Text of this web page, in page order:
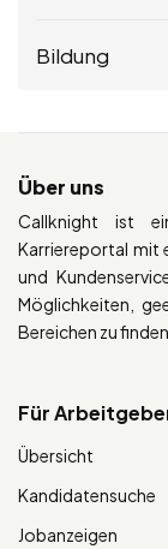
Bildung
Über uns
Callknight ist
Karriereportal mit
und
Möglichkeiten,
Bereichen zu finden.
Für
Übersicht
Kandidatensuche
Jobanzeigen